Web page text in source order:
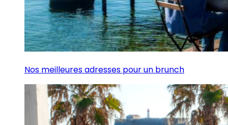
Nos meilleures adresses pour un brunch